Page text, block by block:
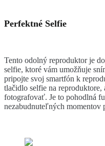
Perfektné Selfie
Tento odolný reproduktor je
selfie, ktoré vám umožňuje
pripojte svoj smartfón k
tlačidlo selfie na reproduktore,
fotografovať. Je to pohodlná
nezabudnuteľných momentov